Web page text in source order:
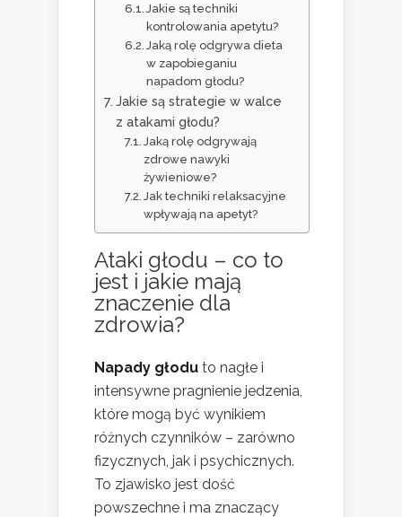
Jakie są techniki
kontrolowania apetytu?
Jaką rolę odgrywa dieta
w zapobieganiu
napadom głodu?
Jakie są strategie w walce
z atakami głodu?
Jaką rolę odgrywają
zdrowe nawyki
żywieniowe?
Jak techniki relaksacyjne
wpływają na apetyt?
Ataki głodu – co to
jest i jakie mają
znaczenie dla
zdrowia?
Napady głodu to nagłe i
intensywne pragnienie jedzenia,
które mogą być wynikiem
różnych czynników – zarówno
fizycznych, jak i psychicznych.
To zjawisko jest dość
powszechne i ma znaczący